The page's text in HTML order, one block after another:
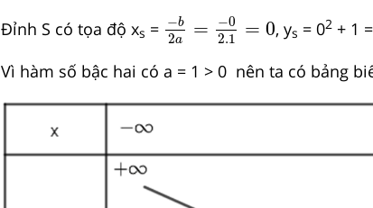
Đỉnh S có tọa độ xs = −b
2a = −0
2.1
= 0
b −0 2.1
, ys = 02+ 1
Vì hàm số bậc hai có a = 1 > 0 nên ta có bảng